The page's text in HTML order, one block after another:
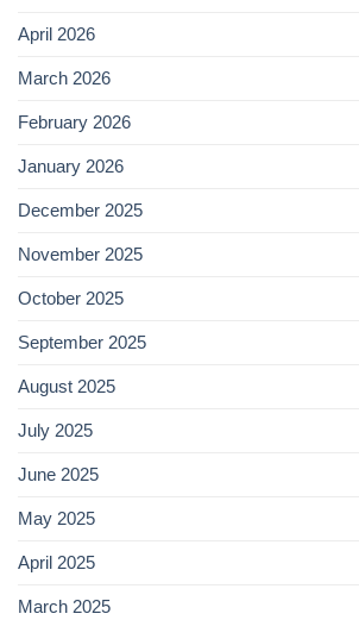
April 2026
March 2026
February 2026
January 2026
December 2025
November 2025
October 2025
September 2025
August 2025
July 2025
June 2025
May 2025
April 2025
March 2025